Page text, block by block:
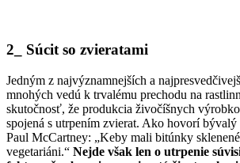
2_ Súcit so zvieratami
Jedným z najvýznamnejších a
mnohých vedú k trvalému prechodu na
skutočnosť, že produkcia živočíšnych
spojená s utrpením zvierat. Ako hovorí bývalý
Paul McCartney: „Keby mali bitúnky
vegetariáni.“ Nejde však len o utrpenie